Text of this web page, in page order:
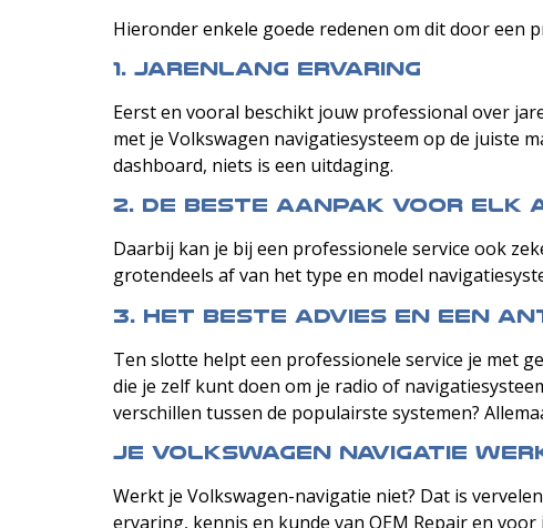
Hieronder enkele goede redenen om dit door een
1. Jarenlang ervaring
Eerst en vooral beschikt jouw professional over
met je Volkswagen navigatiesysteem op de juiste
dashboard, niets is een uitdaging.
2. De beste aanpak voor elk
Daarbij kan je bij een professionele service ook
grotendeels af van het type en model
3. Het beste advies en een
Ten slotte helpt een professionele service je met
die je zelf kunt doen om je radio of
verschillen tussen de populairste systemen?
Je Volkswagen navigatie
Werkt je Volkswagen-navigatie niet? Dat is
ervaring, kennis en kunde van OEM Repair en